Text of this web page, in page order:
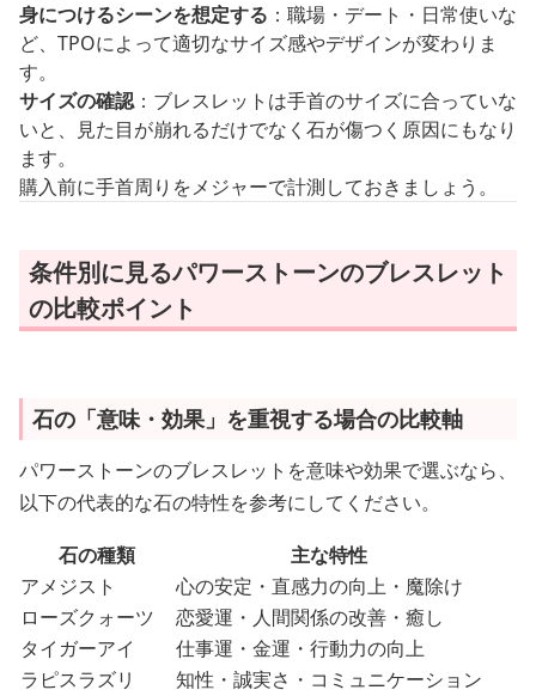
身につけるシーンを想定する ：職場・デート・日常使いな
ど、TPOによって適切なサイズ感やデザインが変わりま
す。
サイズの確認：ブレスレットは手首のサイズに合っていな
いと、見た目が崩れるだけでなく石が傷つく原因にもなり
ます。
購入前に手首周りをメジャーで計測しておきましょう。
条件別に見るパワーストーンのブレスレット
の比較ポイント
石の「意味・効果」を重視する場合の比較軸
パワーストーンのブレスレットを意味や効果で選ぶなら、
以下の代表的な石の特性を参考にしてください。
石の種類
主な特性
アメジスト
心の安定・直感力の向上・魔除け
ローズクォーツ
恋愛運・人間関係の改善・癒し
タイガーアイ
仕事運・金運・行動力の向上
ラピスラズリ
知性・誠実さ・コミュニケーション